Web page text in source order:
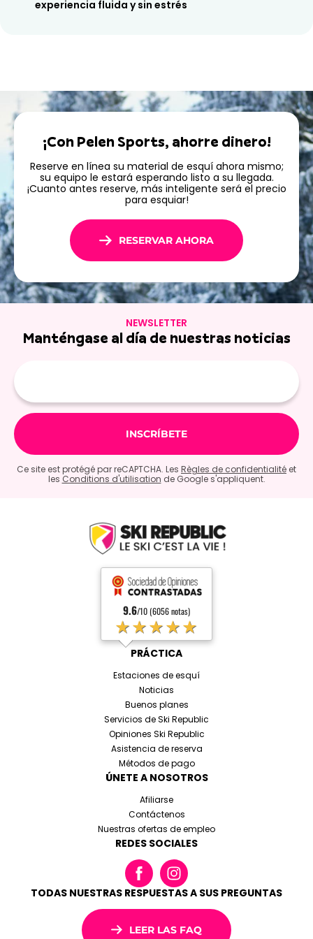
experiencia fluida y sin estrés
¡Con Pelen Sports, ahorre dinero!
Reserve en línea su material de esquí ahora mismo;
su equipo le estará esperando listo a su llegada.
¡Cuanto antes reserve, más inteligente será el precio
para esquiar!
RESERVAR AHORA
NEWSLETTER
Manténgase al día de nuestras noticias
Ce site est protégé par reCAPTCHA. Les Règles de confidentialité et
les Conditions d'utilisation de Google s'appliquent.
9.6/10 (6056 notas)
★★★★★
PRÁCTICA
Estaciones de esquí
Noticias
Buenos planes
Servicios de Ski Republic
Opiniones Ski Republic
Asistencia de reserva
Métodos de pago
ÚNETE A NOSOTROS
Afiliarse
Contáctenos
Nuestras ofertas de empleo
REDES SOCIALES
TODAS NUESTRAS RESPUESTAS A SUS PREGUNTAS
LEER LAS FAQ